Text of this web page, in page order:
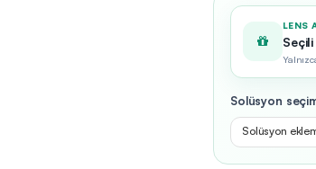
LENS
Solüsyon
Solüsyon